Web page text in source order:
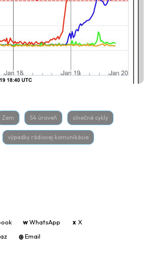
Zem S4 úroveň slnečné cykly
výpadky rádiovej komunikácie
wWhatsApp x X
@Email